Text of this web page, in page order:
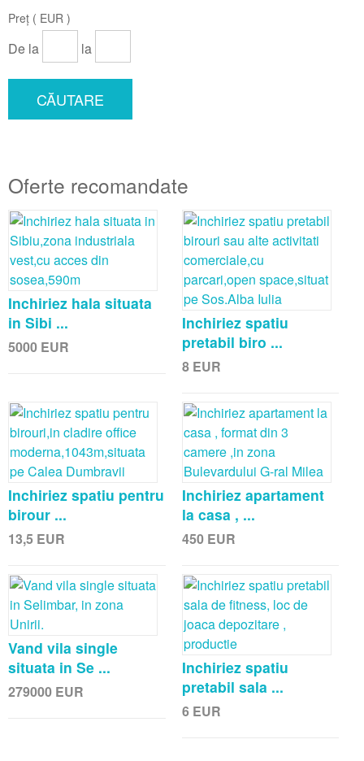
Preț ( EUR )
De la la
CĂUTARE
Oferte recomandate
Inchiriez hala situata
in Sibi ...
5000 EUR
Inchiriez spatiu
pretabil biro ...
8 EUR
Inchiriez spatiu pentru
birour ...
13,5 EUR
Inchiriez apartament
la casa , ...
450 EUR
Vand vila single
situata in Se ...
279000 EUR
Inchiriez spatiu
pretabil sala ...
6 EUR